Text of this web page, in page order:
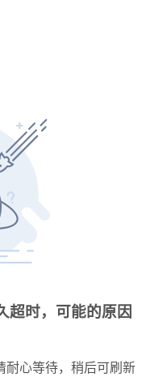
超时，可能的原因
耐心等待，稍后可刷新